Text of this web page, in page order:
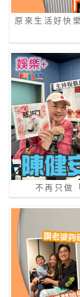
原來生活好快
不再只做